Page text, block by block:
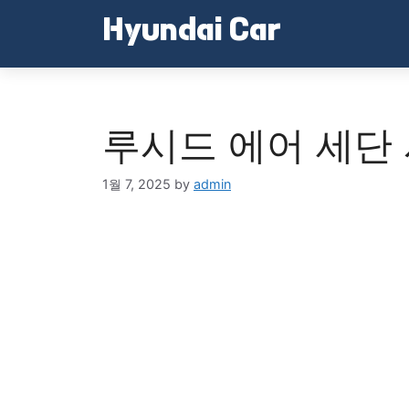
Hyundai Car
루시드 에어 세단
1월 7, 2025 by admin